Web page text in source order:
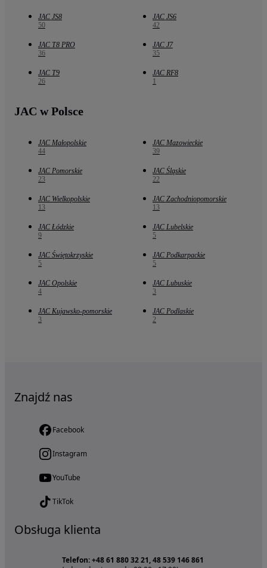
JAC JS8
50
JAC JS6
42
JAC T8 PRO
36
JAC J7
35
JAC T9
26
JAC RF8
1
JAC w Polsce
JAC Małopolskie
44
JAC Mazowieckie
39
JAC Pomorskie
23
JAC Śląskie
22
JAC Wielkopolskie
13
JAC Zachodniopomorskie
13
JAC Łódzkie
9
JAC Lubelskie
5
JAC Świętokrzyskie
5
JAC Podkarpackie
5
JAC Opolskie
4
JAC Lubuskie
3
JAC Kujawsko-pomorskie
3
JAC Podlaskie
2
Znajdź nas
Facebook
Instagram
YouTube
TikTok
Obsługa klienta
Telefon: +48 61 880 32 21, 48 539 146 861